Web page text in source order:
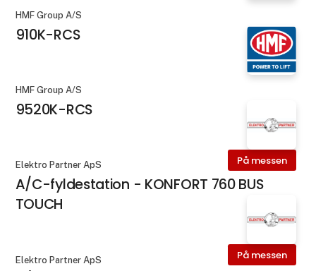
HMF Group A/S
910K-RCS
HMF Group A/S
9520K-RCS
På messen
Elektro Partner ApS
A/C-fyldestation - KONFORT 760 BUS
TOUCH
På messen
Elektro Partner ApS